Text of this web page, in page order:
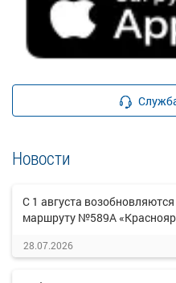
Новости
С 1 августа
маршруту №589А
28.07.2026